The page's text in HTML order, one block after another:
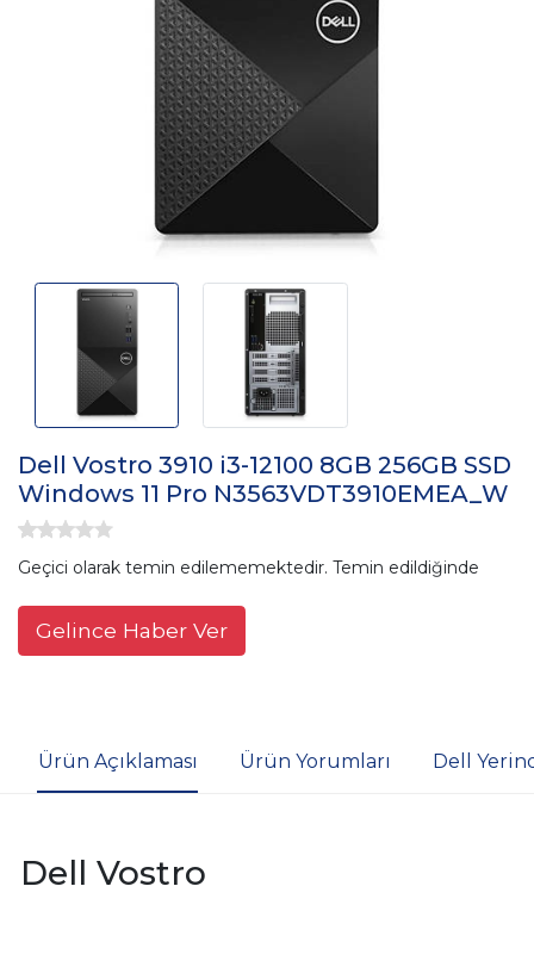
Dell Vostro 3910 i3-12100 8GB 256GB SSD
Windows 11 Pro N3563VDT3910EMEA_W
Geçici olarak temin edilememektedir. Temin edildiğinde
Gelince Haber Ver
Ürün Açıklaması Ürün Yorumları Dell
Dell Vostro